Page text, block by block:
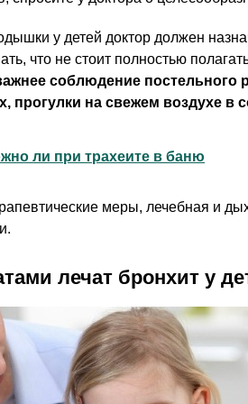
у детей доктор должен
что не стоит полностью
соблюдение постельного
прогулки на свежем воздухе в
ли при трахеите в баню
меры, лечебная и
лечат бронхит у